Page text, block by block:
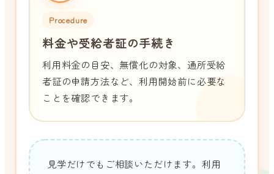
Procedure
料金や受給者証の手続き
利用料金の目安、無償化の対象、通所受給
者証の申請方法など、利用開始前に必要な
ことを確認できます。
見学だけでもご相談いただけます。利用